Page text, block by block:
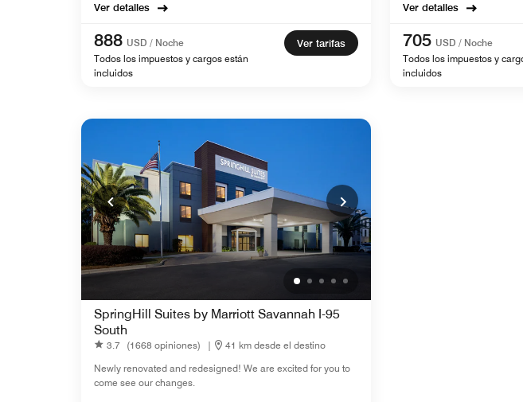
Ver detalles
888 USD / Noche
Todos los impuestos y cargos están
incluidos
Ver tarifas
Ver detalles
705 USD / Noche
Todos los impuestos y
incluidos
SpringHill Suites by Marriott Savannah I-95
South
3.7 (1668 opiniones) |
41 km desde el destino
Newly renovated and redesigned! We are excited for you to
come see our changes.